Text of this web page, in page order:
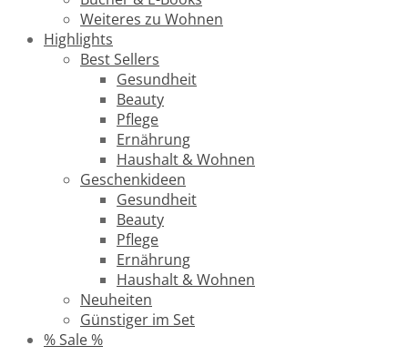
Weiteres zu Wohnen
Highlights
Best Sellers
Gesundheit
Beauty
Pflege
Ernährung
Haushalt & Wohnen
Geschenkideen
Gesundheit
Beauty
Pflege
Ernährung
Haushalt & Wohnen
Neuheiten
Günstiger im Set
% Sale %